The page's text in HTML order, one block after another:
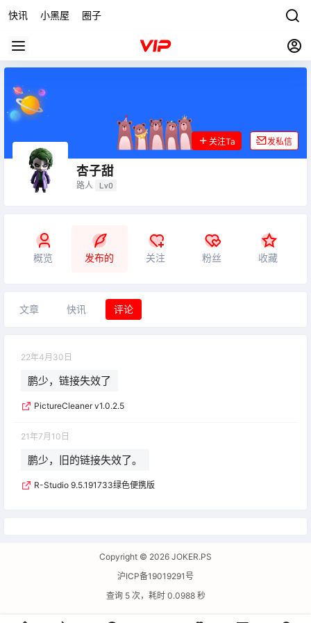
快讯 小黑屋 圈子
杏子甜
路人 Lv0
关注Ta 发私信
概览 发布的 关注 粉丝 收藏
文章 快讯 评论
22年4月30日
鹏少，链接失效了
PictureCleaner v1.0.2.5
21年7月10日
鹏少，旧的链接失效了。
R-Studio 9.5.191733绿色便携版
Copyright © 2026 JOKER.PS
沪ICP备19019291号
查询 5 次，耗时 0.0988 秒